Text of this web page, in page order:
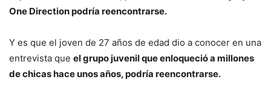
One Direction podría reencontrarse.
Y es que el joven de 27 años de edad dio a conocer en una
entrevista que el grupo juvenil que enloqueció a millones
de chicas hace unos años, podría reencontrarse.